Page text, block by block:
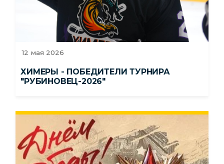
12 мая 2026
ХИМЕРЫ - ПОБЕДИТЕЛИ ТУРНИРА
"РУБИНОВЕЦ-2026"